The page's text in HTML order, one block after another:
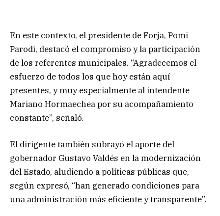
En este contexto, el presidente de Forja, Pomi
Parodi, destacó el compromiso y la participación
de los referentes municipales. “Agradecemos el
esfuerzo de todos los que hoy están aquí
presentes, y muy especialmente al intendente
Mariano Hormaechea por su acompañamiento
constante”, señaló.
El dirigente también subrayó el aporte del
gobernador Gustavo Valdés en la modernización
del Estado, aludiendo a políticas públicas que,
según expresó, “han generado condiciones para
una administración más eficiente y transparente”.